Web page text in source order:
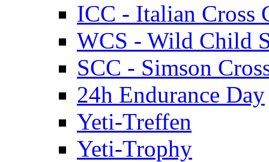
ICC - Italian Cross
WCS - Wild Child
SCC - Simson
24h Endurance Day
Yeti-Treffen
Yeti-Trophy